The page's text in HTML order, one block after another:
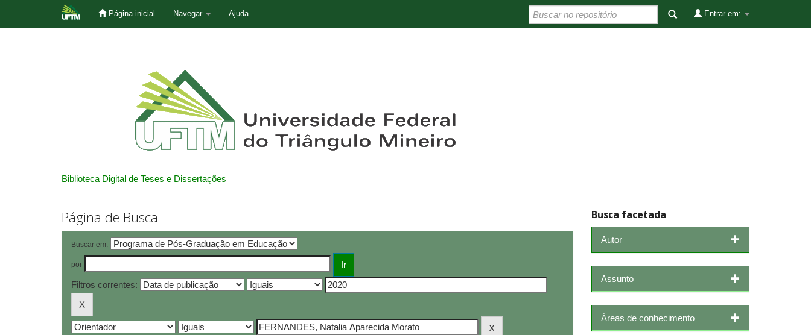
Página inicial Navegar Ajuda Entrar em:
Biblioteca Digital de Teses e Dissertações
Página de Busca
Buscar em:
por
Filtros correntes:
Busca facetada
Autor
Assunto
Áreas de conhecimento